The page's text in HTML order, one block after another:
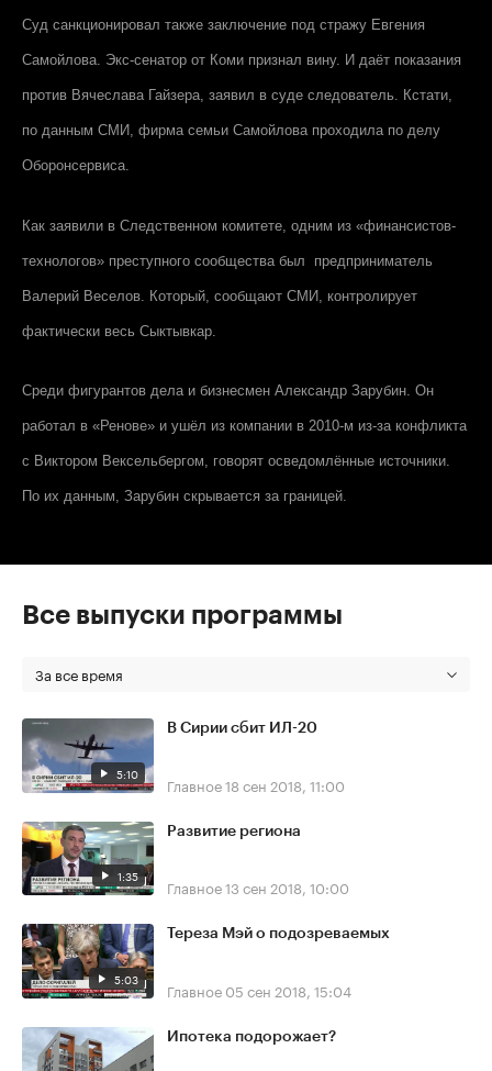
Суд санкционировал также заключение под стражу Евгения
Самойлова. Экс-сенатор от Коми признал вину. И даёт показания
против Вячеслава Гайзера, заявил в суде следователь. Кстати,
по данным СМИ, фирма семьи Самойлова проходила по делу
Оборонсервиса.
Как заявили в Следственном комитете, одним из «финансистов-
технологов» преступного сообщества был предприниматель
Валерий Веселов. Который, сообщают СМИ, контролирует
фактически весь Сыктывкар.
Среди фигурантов дела и бизнесмен Александр Зарубин. Он
работал в «Ренове» и ушёл из компании в 2010-м из-за конфликта
с Виктором Вексельбергом, говорят осведомлённые источники.
По их данным, Зарубин скрывается за границей.
Все выпуски программы
За все время
5:10
В Сирии сбит ИЛ-20
Главное18 сен 2018, 11:00
1:35
Развитие региона
Главное13 сен 2018, 10:00
5:03
Тереза Мэй о подозреваемых
Главное 05 сен 2018, 15:04
Ипотека подорожает?